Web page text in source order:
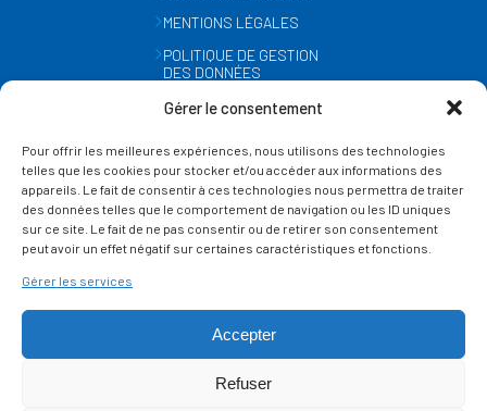
Gérer le consentement
Pour offrir les meilleures expériences, nous utilisons des technologies
telles que les cookies pour stocker et/ou accéder aux informations des
appareils. Le fait de consentir à ces technologies nous permettra de traiter
des données telles que le comportement de navigation ou les ID uniques
sur ce site. Le fait de ne pas consentir ou de retirer son consentement
peut avoir un effet négatif sur certaines caractéristiques et fonctions.
Gérer les services
Accepter
Refuser
MENTIONS LÉGALES
POLITIQUE DE GESTION
DES DONNÉES
GESTION DES COOKIES
SUIVEZ-NOUS
SUR LES RÉSEAUX